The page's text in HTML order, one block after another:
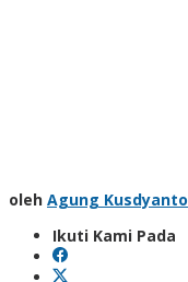
oleh Agung Kusdyanto
Ikuti Kami Pada